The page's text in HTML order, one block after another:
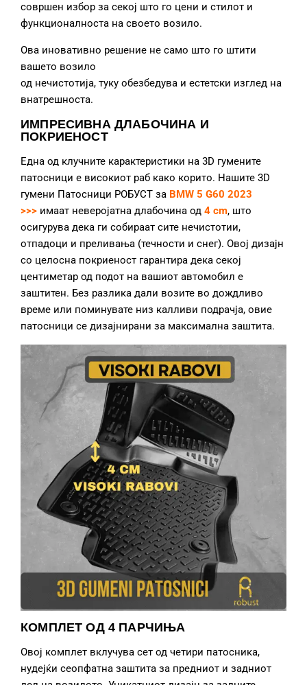
совршен избор за секој што го цени и стилот и
функционалноста на своето возило.
Ова иновативно решение не само што го штити
вашето возило
од нечистотија, туку обезбедува и естетски изглед на
внатрешноста.
ИМПРЕСИВНА ДЛАБОЧИНА И
ПОКРИЕНОСТ
Една од клучните карактеристики на 3D гумените
патосници е високиот раб како корито. Нашите 3D
гумени Патосници РОБУСТ за BMW 5 G60 2023
>>> имаат неверојатна длабочина од 4 cm, што
осигурува дека ги собираат сите нечистотии,
отпадоци и преливања (течности и снег). Овој дизајн
со целосна покриеност гарантира дека секој
центиметар од подот на вашиот автомобил е
заштитен. Без разлика дали возите во дождливо
време или поминувате низ калливи подрачја, овие
патосници се дизајнирани за максимална заштита.
КОМПЛЕТ ОД 4 ПАРЧИЊА
Овој комплет вклучува сет од четири патосника,
нудејќи сеопфатна заштита за предниот и задниот